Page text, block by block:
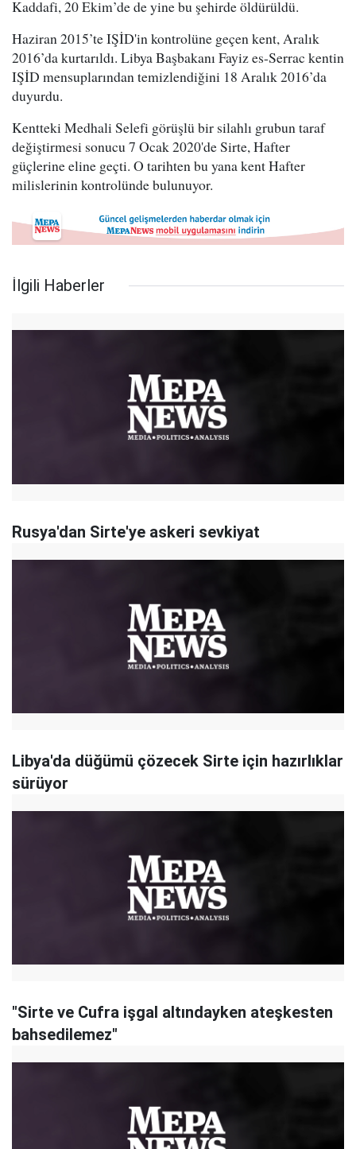
Kaddafi, 20 Ekim’de de yine bu şehirde öldürüldü.
Haziran 2015’te IŞİD'in kontrolüne geçen kent, Aralık
2016’da kurtarıldı. Libya Başbakanı Fayiz es-Serrac kentin
IŞİD mensuplarından temizlendiğini 18 Aralık 2016’da
duyurdu.
Kentteki Medhali Selefi görüşlü bir silahlı grubun taraf
değiştirmesi sonucu 7 Ocak 2020'de Sirte, Hafter
güçlerine eline geçti. O tarihten bu yana kent Hafter
milislerinin kontrolünde bulunuyor.
İlgili Haberler
Rusya'dan Sirte'ye askeri sevkiyat
Libya'da düğümü çözecek Sirte için hazırlıklar
sürüyor
"Sirte ve Cufra işgal altındayken ateşkesten
bahsedilemez"